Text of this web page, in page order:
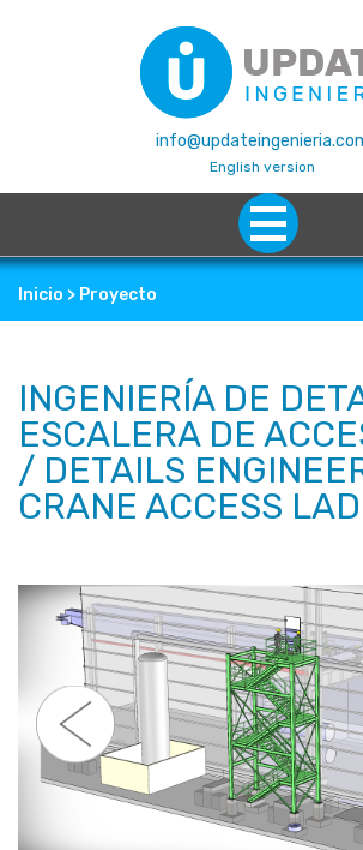
English version
Inicio > Proyecto
INGENIERÍA DE
ESCALERA DE
/ DETAILS
CRANE ACCESS